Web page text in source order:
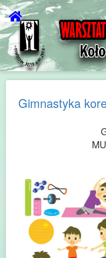
Gimnastyka